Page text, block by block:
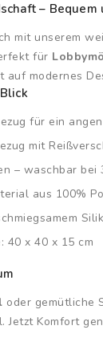
–
mit unserem
für
auf modernes
für ein
mit
– waschbar bei
aus 100%
40 x 40 x 15 cm
oder gemütliche
Jetzt Komfort